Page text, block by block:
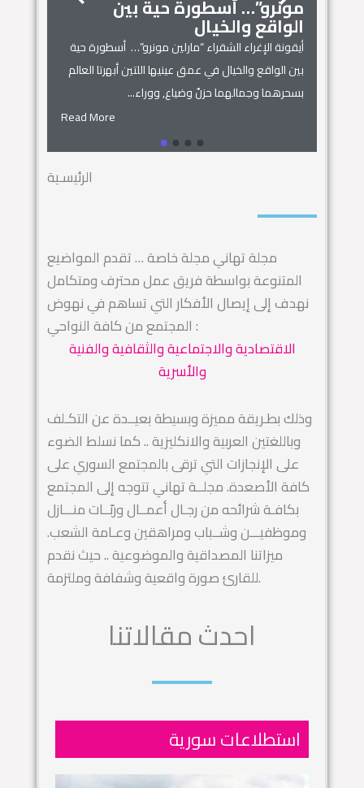
مونرو”… أسطورة حية بين
الواقع والخيال
أيقونة الإغراء الشقراء “مارلين مونرو”… أسطورة حية
بين الواقع والخيال في عمق عينيها اللتين أبهرتا العالم
بسحرهما وجمالهما حزنٌ وضياع, ووراء...
Read More
الرئيسـية
مجلة تهاني مجلة خاصة … تقدم المواضيع
المتنوعة بواسطة فريق عمل محترف ومتكامل
نهدف إلى إيصال الأفكار التي تساهم في نهوض
المجتمع من كافة النواحي :
الاقتصادية والاجتماعية والثقافية والفنية
والأسرية
وذلك بطـريقة مميزة وبسيطة بعيــدة عن التكـلف
وباللغتين العربية والانكليزية .. كما نسلط الضوء
على الإنجازات التي ترقى بالمجتمع السوري على
كافة الأصعدة. مجلــة تهاني تتوجه إلى المجتمع
بكافـة شرائحه من رجـال أعمــال وربّــات منـــازل
وموظفيـــن وشــباب ومراهقين وعـامة الشعب.
ميزاتنا المصداقية والموضوعية .. حيث نقدم
للقارئ صورة واقعية وشفافة وملتزمة.
احدث مقالاتنا
استطلاعات سورية